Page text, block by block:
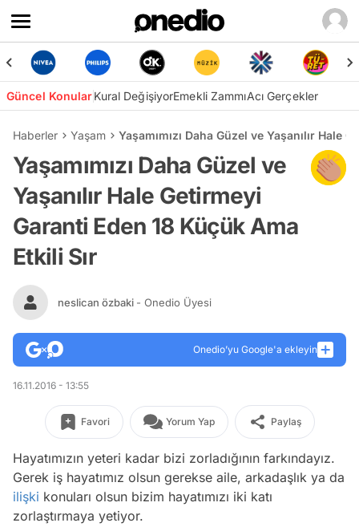
Güncel KonularKural DeğişiyorEmekli ZammıAcı Gerçekler
Haberler Yaşam Yaşamımızı Daha Güzel ve Yaşanılır Hale
Yaşamımızı Daha Güzel ve
Yaşanılır Hale Getirmeyi
Garanti Eden 18 Küçük Ama
Etkili Sır
neslican özbaki - Onedio Üyesi
Onedio’yu Google'a ekleyin
16.11.2016 - 13:55
Favori Yorum Yap Paylaş
Hayatımızın yeteri kadar bizi zorladığının farkındayız.
Gerek iş hayatımız olsun gerekse aile, arkadaşlık ya da
ilişki konuları olsun bizim hayatımızı iki katı
zorlaştırmaya yetiyor.